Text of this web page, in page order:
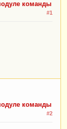
команды
#1
команды
#2